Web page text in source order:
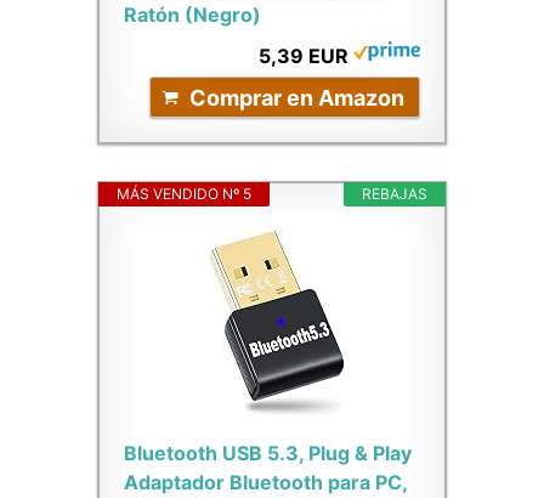
Ratón (Negro)
5,39 EUR
Comprar en Amazon
REBAJAS
MÁS VENDIDO Nº 5
Bluetooth USB 5.3, Plug & Play
Adaptador Bluetooth para PC,